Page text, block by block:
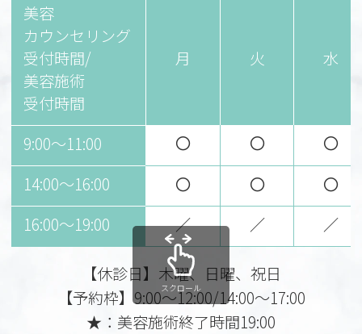
美容
カウンセリング
受付時間/
美容施術
受付時間
月 火 水
9:00〜11:00 〇 〇
〇
14:00〜16:00
〇 〇
〇
16:00〜19:00
／ ／ ／
【休診日】木曜、日曜、祝日
【予約枠】9:00～12:00/14:00～17:00
★：美容施術終了時間19:00
スクロール